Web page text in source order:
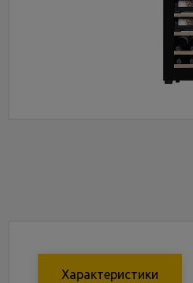
Характеристики